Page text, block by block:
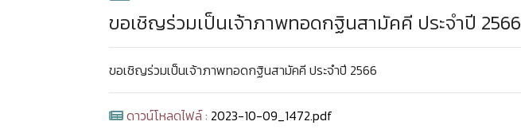
ขอเชิญร่วมเป็นเจ้าภาพทอดกฐินสามัคคี ประจำปี 2566
ขอเชิญร่วมเป็นเจ้าภาพทอดกฐินสามัคคี ประจำปี 2566
ดาวน์โหลดไฟล์ : 2023-10-09_1472.pdf